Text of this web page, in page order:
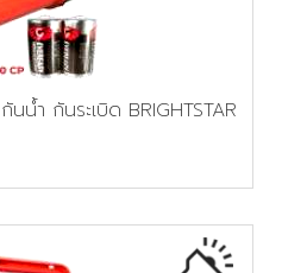
น้ำ กันระเบิด BRIGHTSTAR